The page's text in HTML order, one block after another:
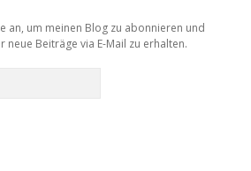
an, um meinen Blog zu abonnieren und
neue Beiträge via E-Mail zu erhalten.